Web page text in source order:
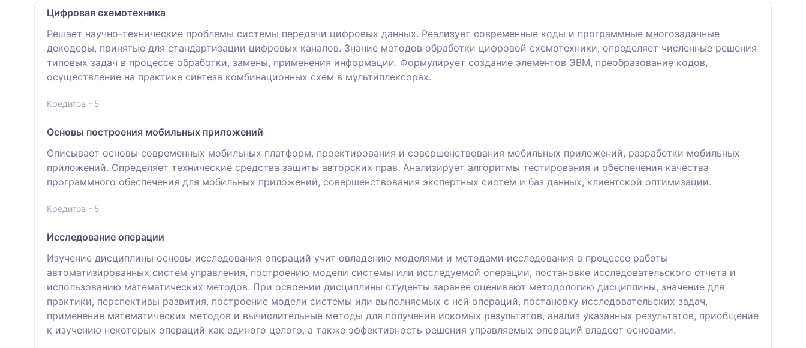
Цифровая схемотехника
Решает научно-технические проблемы системы передачи цифровых данных. Реализует современные коды и программные многозадачные
декодеры, принятые для стандартизации цифровых каналов. Знание методов обработки цифровой схемотехники, определяет численные решения
типовых задач в процессе обработки, замены, применения информации. Формулирует создание элементов ЭВМ, преобразование кодов,
осуществление на практике синтеза комбинационных схем в мультиплексорах.
Кредитов - 5
Основы построения мобильных приложений
Описывает основы современных мобильных платформ, проектирования и совершенствования мобильных приложений, разработки мобильных
приложений. Определяет технические средства защиты авторских прав. Анализирует алгоритмы тестирования и обеспечения качества
программного обеспечения для мобильных приложений, совершенствования экспертных систем и баз данных, клиентской оптимизации.
Кредитов - 5
Исследование операции
Изучение дисциплины основы исследования операций учит овладению моделями и методами исследования в процессе работы
автоматизированных систем управления, построению модели системы или исследуемой операции, постановке исследовательского отчета и
использованию математических методов. При освоении дисциплины студенты заранее оценивают методологию дисциплины, значение для
практики, перспективы развития, построение модели системы или выполняемых с ней операций, постановку исследовательских задач,
применение математических методов и вычислительные методы для получения искомых результатов, анализ указанных результатов, приобщение
к изучению некоторых операций как единого целого, а также эффективность решения управляемых операций владеет основами.